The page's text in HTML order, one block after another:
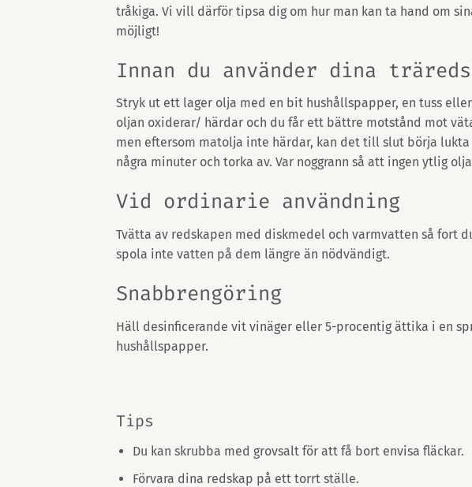
tråkiga. Vi vill därför tipsa dig om hur man kan ta hand om
möjligt!
Innan du använder dina
Stryk ut ett lager olja med en bit hushållspapper, en tuss
oljan oxiderar/ härdar och du får ett bättre motstånd mot
men eftersom matolja inte härdar, kan det till slut börja lukta
några minuter och torka av. Var noggrann så att ingen ytlig
Vid ordinarie användning
Tvätta av redskapen med diskmedel och varmvatten så fort
spola inte vatten på dem längre än nödvändigt.
Snabbrengöring
Häll desinficerande vit vinäger eller 5-procentig ättika i en
hushållspapper.
Tips
Du kan skrubba med grovsalt för att få bort envisa fläckar.
Förvara dina redskap på ett torrt ställe.